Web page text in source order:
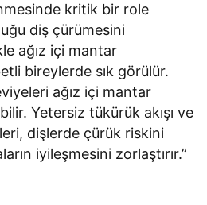
kritik bir role
diş çürümesini
ağız içi mantar
bireylerde sık görülür.
ağız içi mantar
Yetersiz tükürük akışı ve
dişlerde çürük riskini
iyileşmesini zorlaştırır.”